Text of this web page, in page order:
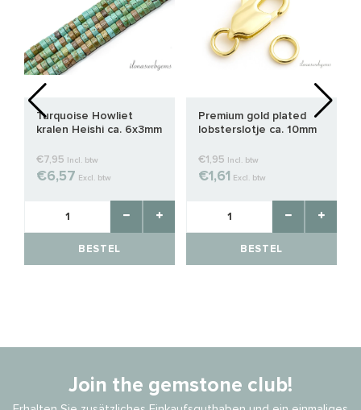
Turquoise Howliet
kralen Heishi ca. 6x3mm
€7,95 Incl. btw
€6,57 Excl. btw
BESTEL
Premium gold plated
lobsterslotje ca. 10mm
€1,95 Incl. btw
€1,61 Excl. btw
BESTEL
Join the gemstone club!